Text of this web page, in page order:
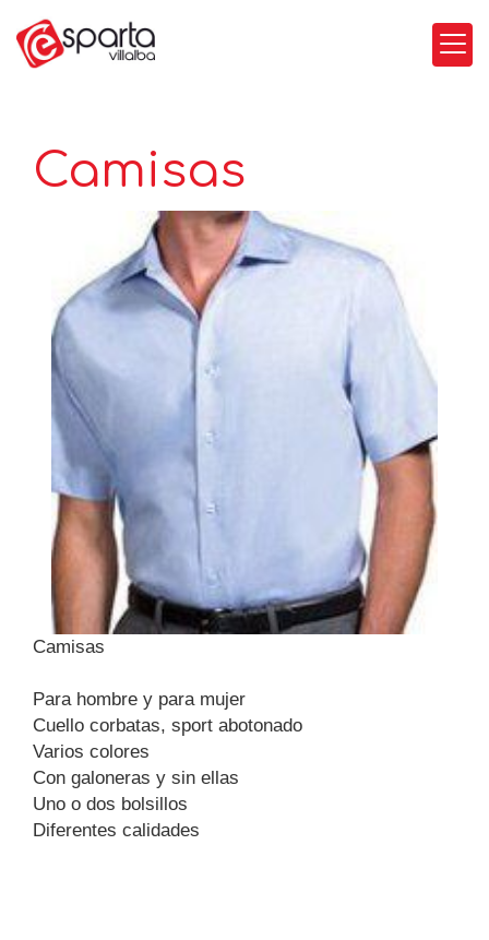
Camisas
Camisas
Para hombre y para mujer
Cuello corbatas, sport abotonado
Varios colores
Con galoneras y sin ellas
Uno o dos bolsillos
Diferentes calidades